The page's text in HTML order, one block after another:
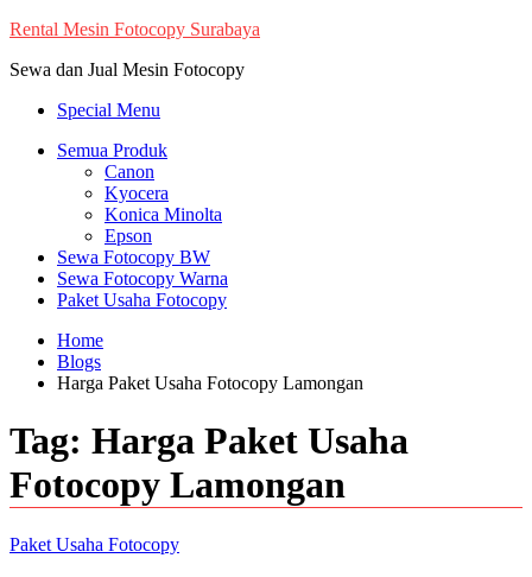
Skip
content
Rental Mesin Fotocopy Surabaya
Sewa dan Jual Mesin Fotocopy
Special Menu
Semua Produk
Canon
Kyocera
Konica Minolta
Epson
Sewa Fotocopy BW
Sewa Fotocopy Warna
Paket Usaha Fotocopy
Home
Blogs
Harga Paket Usaha Fotocopy Lamongan
Tag: Harga Paket Usaha
Fotocopy Lamongan
Paket Usaha Fotocopy